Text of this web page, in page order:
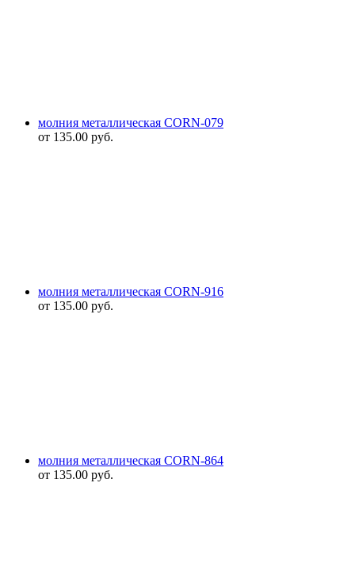
молния металлическая CORN-079
от 135.00 руб.
молния металлическая CORN-916
от 135.00 руб.
молния металлическая CORN-864
от 135.00 руб.